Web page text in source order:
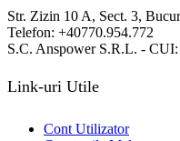
Str. Zizin 10 A, Sect. 3,
Telefon: +40770.954.772
S.C. Anspower S.R.L. -
Link-uri Utile
Cont Utilizator